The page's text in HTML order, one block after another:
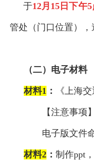
于12月15日下午5
管处（门口位置）
（二）电子材料
材料1 ： 《上海
【注意事项
电子版文件
材料2 ：制作ppt